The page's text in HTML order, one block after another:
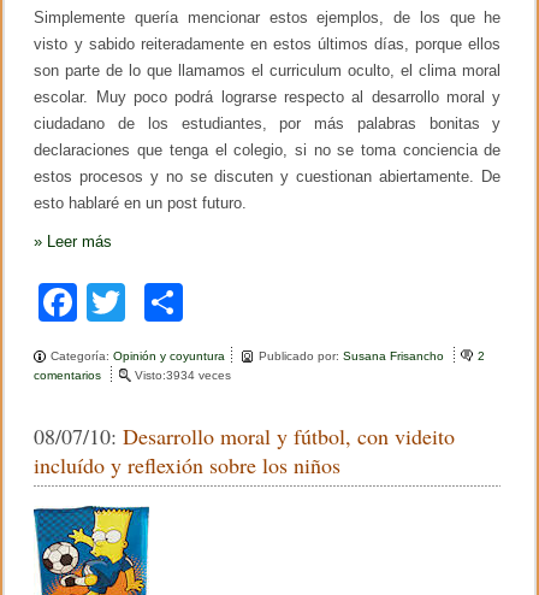
Simplemente quería mencionar estos ejemplos, de los que he
visto y sabido reiteradamente en estos últimos días, porque ellos
son parte de lo que llamamos el curriculum oculto, el clima moral
escolar. Muy poco podrá lograrse respecto al desarrollo moral y
ciudadano de los estudiantes, por más palabras bonitas y
declaraciones que tenga el colegio, si no se toma conciencia de
estos procesos y no se discuten y cuestionan abiertamente. De
esto hablaré en un post futuro.
» Leer más
F
a
c
b
o
o
k
wi
tt
m
ar
tir
Categoría:Opinión y coyuntura Publicado por:Susana Frisancho
2
comentarios
a
c
o
n
t
r
a
d
Visto:3934 veces
08/07/10:Desarrollo moral y fútbol, con videito
incluído y reflexión sobre los niños